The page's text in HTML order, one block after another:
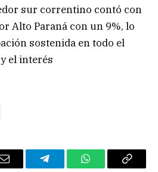
sur correntino contó con
Alto Paraná con un 9%, lo
sostenida en todo el
el interés
Email TelegramWhatsAppCopy